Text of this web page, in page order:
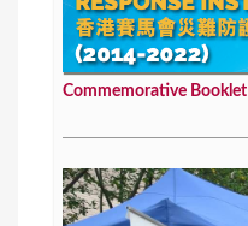
Commemorative Booklet